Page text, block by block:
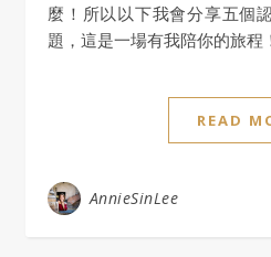
麼！所以以下我會分享五個
題，這是一場有我陪你的旅程
READ
AnnieSinLee